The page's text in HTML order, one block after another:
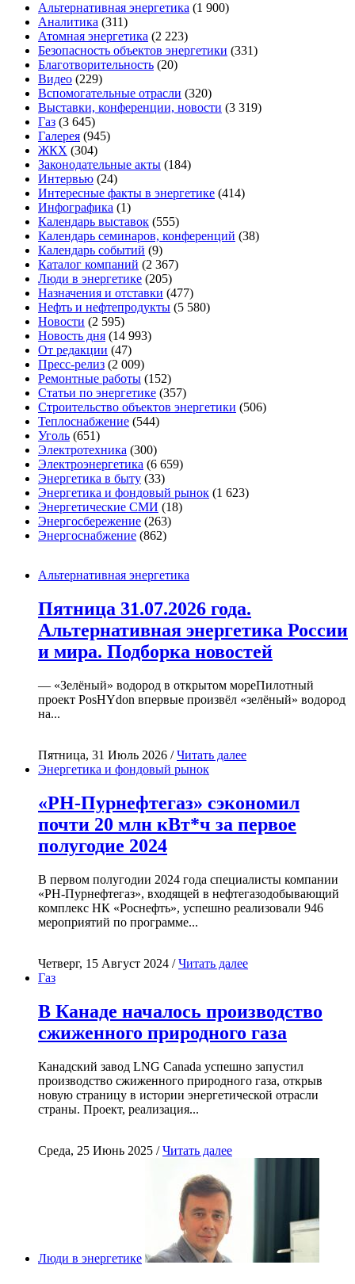
Альтернативная энергетика (1 900)
Аналитика (311)
Атомная энергетика (2 223)
Безопасность объектов энергетики (331)
Благотворительность (20)
Видео (229)
Вспомогательные отрасли (320)
Выставки, конференции, новости (3 319)
Газ (3 645)
Галерея (945)
ЖКХ (304)
Законодательные акты (184)
Интервью (24)
Интересные факты в энергетике (414)
Инфографика (1)
Календарь выставок (555)
Календарь семинаров, конференций (38)
Календарь событий (9)
Каталог компаний (2 367)
Люди в энергетике (205)
Назначения и отставки (477)
Нефть и нефтепродукты (5 580)
Новости (2 595)
Новость дня (14 993)
От редакции (47)
Пресс-релиз (2 009)
Ремонтные работы (152)
Статьи по энергетике (357)
Строительство объектов энергетики (506)
Теплоснабжение (544)
Уголь (651)
Электротехника (300)
Электроэнергетика (6 659)
Энергетика в быту (33)
Энергетика и фондовый рынок (1 623)
Энергетические СМИ (18)
Энергосбережение (263)
Энергоснабжение (862)
Альтернативная энергетика
Пятница 31.07.2026 года.
Альтернативная энергетика России
и мира. Подборка новостей
— «Зелёный» водород в открытом мореПилотный
проект PosHYdon впервые произвёл «зелёный» водород
на...
Пятница, 31 Июль 2026 /Читать далее
Энергетика и фондовый рынок
«РН-Пурнефтегаз» сэкономил
почти 20 млн кВт*ч за первое
полугодие 2024
В первом полугодии 2024 года специалисты компании
«РН-Пурнефтегаз», входящей в нефтегазодобывающий
комплекс НК «Роснефть», успешно реализовали 946
мероприятий по программе...
Четверг, 15 Август 2024 /Читать далее
Газ
В Канаде началось производство
сжиженного природного газа
Канадский завод LNG Canada успешно запустил
производство сжиженного природного газа, открыв
новую страницу в истории энергетической отрасли
страны. Проект, реализация...
Среда, 25 Июнь 2025 /Читать далее
Люди в энергетике